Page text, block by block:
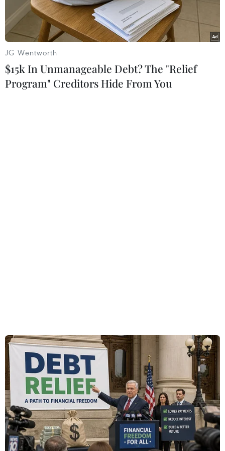
tăng ngay.
nền kinh tế sớm ổn định và phát triển.
Tuy nhiên, vẫn rất cần những nỗ lực nhiều hơn,
thực thi các chính sách hiệu quả và nhanh
chóng hơn để việc chuyển sang trạng thái bình
thường mới được diễn ra đúng lộ trình “thích
ứng an toàn, linh hoạt và kiểm soát hiệu quả
dịch bệnh COVID-19” từ nay đến cuối năm, cũng
JG Wentworth
$15k In Unmanageable Debt? The "Relief
Program" Creditors Hide From You